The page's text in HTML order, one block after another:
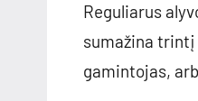
Reguliarus
sumažina
gamintojas,